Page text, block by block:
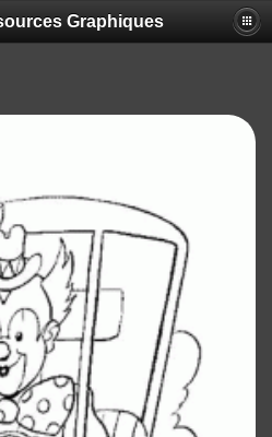
Graphiques